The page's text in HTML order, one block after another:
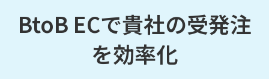
BtoB ECで貴社の受発注
を効率化